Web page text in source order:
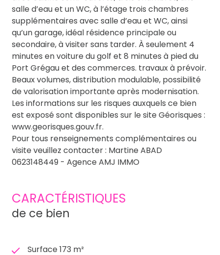
salle d’eau et un WC, à l’étage trois chambres
supplémentaires avec salle d’eau et WC, ainsi
qu’un garage, idéal résidence principale ou
secondaire, à visiter sans tarder. À seulement 4
minutes en voiture du golf et 8 minutes à pied du
Port Grégau et des commerces. travaux à prévoir.
Beaux volumes, distribution modulable, possibilité
de valorisation importante après modernisation.
Les informations sur les risques auxquels ce bien
est exposé sont disponibles sur le site Géorisques :
www.georisques.gouv.fr.
Pour tous renseignements complémentaires ou
visite veuillez contacter : Martine ABAD
0623148449 - Agence AMJ IMMO
CARACTÉRISTIQUES
de ce bien
Surface 173 m²